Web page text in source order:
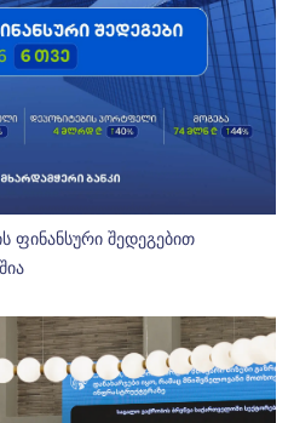
ფინანსური შედეგებით